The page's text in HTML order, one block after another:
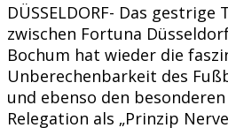
DÜSSELDORF- Das
zwischen Fortuna
Bochum hat wieder die
Unberechenbarkeit des
und ebenso den
Relegation als „Prinzip